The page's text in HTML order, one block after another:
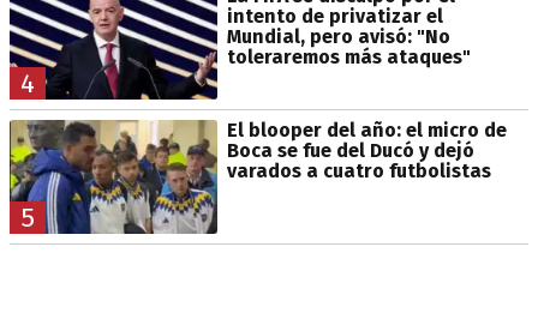
4
intento de privatizar el
Mundial, pero avisó: "No
toleraremos más ataques"
5
El blooper del año: el micro de
Boca se fue del Ducó y dejó
varados a cuatro futbolistas